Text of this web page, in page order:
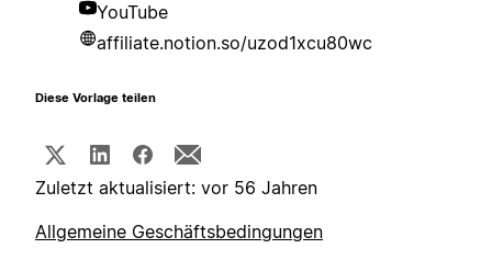
YouTube
affiliate.notion.so/uzod1xcu80wc
Diese Vorlage teilen
Zuletzt aktualisiert: vor 56 Jahren
Allgemeine Geschäftsbedingungen